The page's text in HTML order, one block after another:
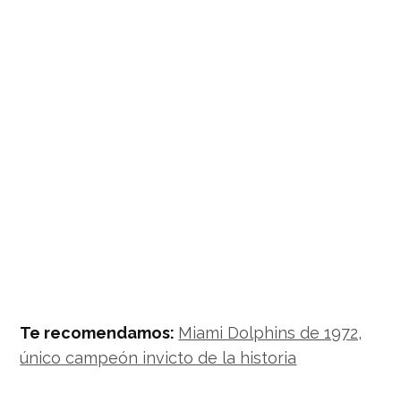
Te recomendamos: Miami Dolphins de 1972,
único campeón invicto de la historia